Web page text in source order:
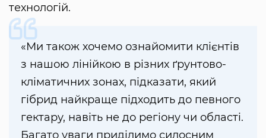
технологій.
«Ми також хочемо ознайомити клієнтів
з нашою лінійкою в різних ґрунтово-
кліматичних зонах, підказати, який
гібрид найкраще підходить до певного
гектару, навіть не до регіону чи області.
Багато уваги приділимо силосним